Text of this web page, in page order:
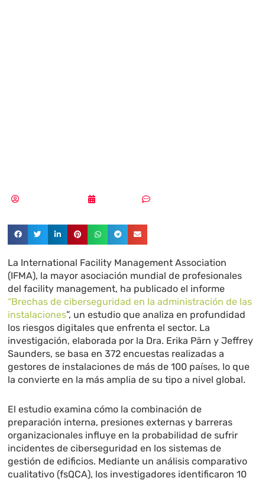
La International Facility Management Association
(IFMA), la mayor asociación mundial de profesionales
del facility management, ha publicado el informe
“Brechas de ciberseguridad en la administración de las
instalaciones”, un estudio que analiza en profundidad
los riesgos digitales que enfrenta el sector. La
investigación, elaborada por la Dra. Erika Pärn y Jeffrey
Saunders, se basa en 372 encuestas realizadas a
gestores de instalaciones de más de 100 países, lo que
la convierte en la más amplia de su tipo a nivel global.
El estudio examina cómo la combinación de
preparación interna, presiones externas y barreras
organizacionales influye en la probabilidad de sufrir
incidentes de ciberseguridad en los sistemas de
gestión de edificios. Mediante un análisis comparativo
cualitativo (fsQCA), los investigadores identificaron 10